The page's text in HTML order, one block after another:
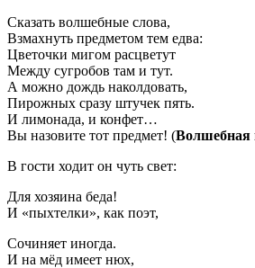
Сказать волшебные слова,
Взмахнуть предметом тем едва:
Цветочки мигом расцветут
Между сугробов там и тут.
А можно дождь наколдовать,
Пирожных сразу штучек пять.
И лимонада, и конфет…
Вы назовите тот предмет! (Волшебная
В гости ходит он чуть свет:
Для хозяина беда!
И «пыхтелки», как поэт,
Сочиняет иногда.
И на мёд имеет нюх,